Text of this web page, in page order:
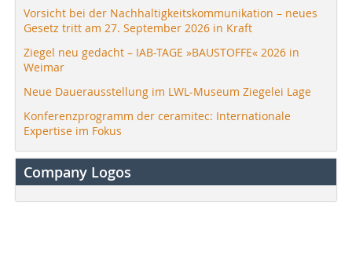
Vorsicht bei der Nachhaltigkeitskommunikation – neues
Gesetz tritt am 27. September 2026 in Kraft
Ziegel neu gedacht – IAB-TAGE »BAUSTOFFE« 2026 in
Weimar
Neue Dauerausstellung im LWL-Museum Ziegelei Lage
Konferenzprogramm der ceramitec: Internationale
Expertise im Fokus
Company Logos